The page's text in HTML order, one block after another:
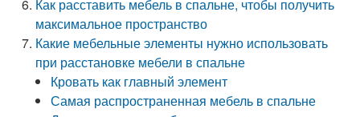
Как расставить мебель в спальне, чтобы получить
максимальное пространство
Какие мебельные элементы нужно использовать
при расстановке мебели в спальне
Кровать как главный элемент
Самая распространенная мебель в спальне